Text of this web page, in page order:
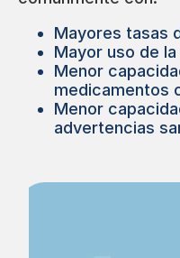
Mayores tasas
Mayor uso de
Menor
medicamentos
Menor
advertencias